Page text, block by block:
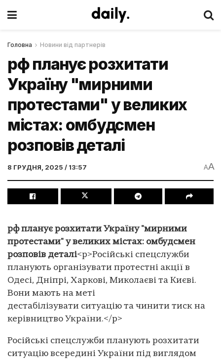
Головна Новини від партнерів
рф планує розхитати
Україну "мирними
протестами" у великих
містах: омбудсмен
розповів деталі
8 ГРУДНЯ, 2025 / 13:57 AA
рф планує розхитати Україну "мирними
протестами" у великих містах: омбудсмен
розповів деталі<p>Російські спецслужби
планують організувати протестні акції в
Одесі, Дніпрі, Харкові, Миколаєві та Києві.
Вони мають на меті
дестабілізувати ситуацію та чинити тиск на
керівництво України.</p>
Російські спецслужби планують розхитати
ситуацію всередині України під виглядом